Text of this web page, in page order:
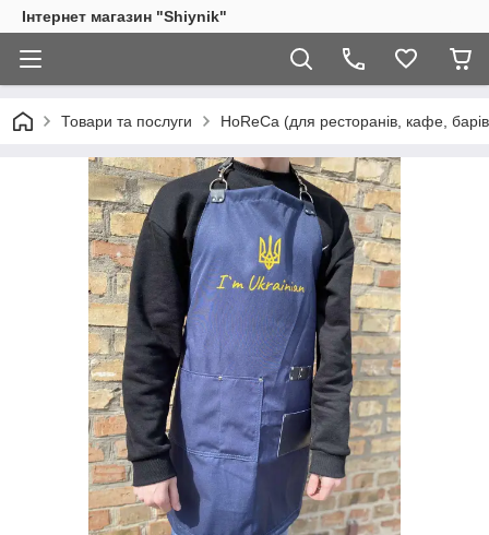
Інтернет магазин "Shiynik"
Товари та послуги HoReCa (для ресторанів, кафе,